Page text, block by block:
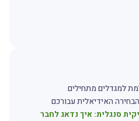
למגדלים מתחילים
האידיאלית עבורכם
סנגלית: איך נדאג לחבר